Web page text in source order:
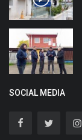
SOCIAL MEDIA